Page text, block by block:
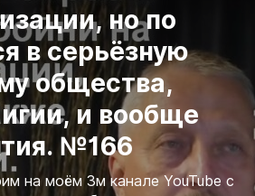
но по
в серьёзную
общества,
и вообще
№166
на моём 3м канале YouTube с